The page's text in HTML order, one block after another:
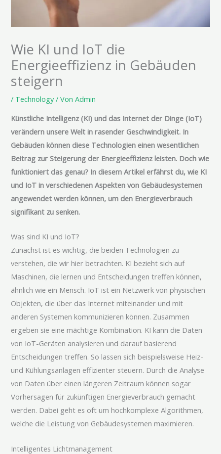
Wie KI und IoT die
Energieeffizienz in Gebäuden
steigern
/ Technology/ VonAdmin
Künstliche Intelligenz (KI) und das Internet der Dinge (IoT)
verändern unsere Welt in rasender Geschwindigkeit. In
Gebäuden können diese Technologien einen wesentlichen
Beitrag zur Steigerung der Energieeffizienz leisten. Doch wie
funktioniert das genau? In diesem Artikel erfährst du, wie KI
und IoT in verschiedenen Aspekten von Gebäudesystemen
angewendet werden können, um den Energieverbrauch
signifikant zu senken.
Was sind KI und IoT?
Zunächst ist es wichtig, die beiden Technologien zu
verstehen, die wir hier betrachten. KI bezieht sich auf
Maschinen, die lernen und Entscheidungen treffen können,
ähnlich wie ein Mensch. IoT ist ein Netzwerk von physischen
Objekten, die über das Internet miteinander und mit
anderen Systemen kommunizieren können. Zusammen
ergeben sie eine mächtige Kombination. KI kann die Daten
von IoT-Geräten analysieren und darauf basierend
Entscheidungen treffen. So lassen sich beispielsweise Heiz-
und Kühlungsanlagen effizienter steuern. Durch die Analyse
von Daten über einen längeren Zeitraum können sogar
Vorhersagen für zukünftigen Energieverbrauch gemacht
werden. Dabei geht es oft um hochkomplexe Algorithmen,
welche die Leistung von Gebäudesystemen maximieren.
Intelligentes Lichtmanagement